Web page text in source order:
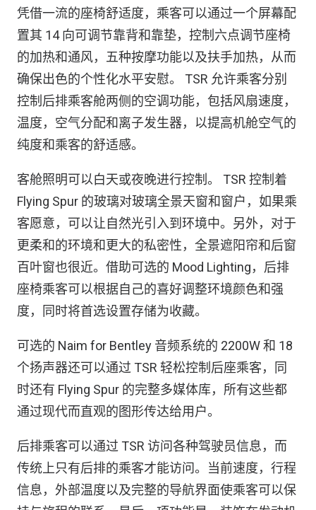
凭借一流的座椅舒适度，乘客可以通过一个屏幕配
置其 14 向可调节靠背和靠垫，控制六点调节座椅
的加热和通风，五种按摩功能以及扶手加热，从而
确保出色的个性化水平安慰。 TSR 允许乘客分别
控制后排乘客舱两侧的空调功能，包括风扇速度，
温度，空气分配和离子发生器，以提高机舱空气的
纯度和乘客的舒适感。
客舱照明可以白天或夜晚进行控制。 TSR 控制着
Flying Spur 的玻璃对玻璃全景天窗和窗户，如果乘
客愿意，可以让自然光引入到环境中。另外，对于
更柔和的环境和更大的私密性，全景遮阳帘和后窗
百叶窗也很近。借助可选的 Mood Lighting，后排
座椅乘客可以根据自己的喜好调整环境颜色和强
度，同时将首选设置存储为收藏。
可选的 Naim for Bentley 音频系统的 2200W 和 18
个扬声器还可以通过 TSR 轻松控制后座乘客，同
时还有 Flying Spur 的完整多媒体库，所有这些都
通过现代而直观的图形传达给用户。
后排乘客可以通过 TSR 访问各种驾驶员信息，而
传统上只有后排的乘客才能访问。当前速度，行程
信息，外部温度以及完整的导航界面使乘客可以保